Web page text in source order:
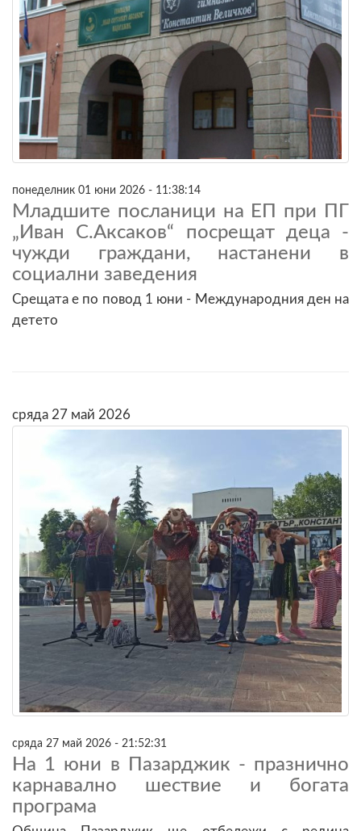
понеделник 01 юни 2026 - 11:38:14
Младшите посланици на ЕП при ПГ
„Иван С.Аксаков“ посрещат деца -
чужди граждани, настанени в
социални заведения
Срещата е по повод 1 юни - Международния ден на
детето
сряда 27 май 2026
сряда 27 май 2026 - 21:52:31
На 1 юни в Пазарджик - празнично
карнавално шествие и богата
програма